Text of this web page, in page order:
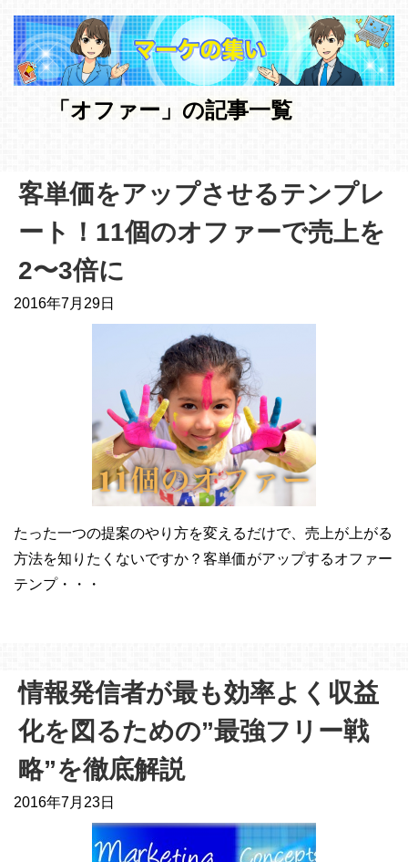
「オファー」の記事一覧
客単価をアップさせるテンプレ
ート！11個のオファーで売上を
2〜3倍に
2016年7月29日
たった一つの提案のやり方を変えるだけで、売上が上がる
方法を知りたくないですか？客単価がアップするオファー
テンプ・・・
情報発信者が最も効率よく収益
化を図るための”最強フリー戦
略”を徹底解説
2016年7月23日